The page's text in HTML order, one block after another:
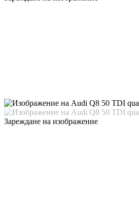
Зареждане на изображение